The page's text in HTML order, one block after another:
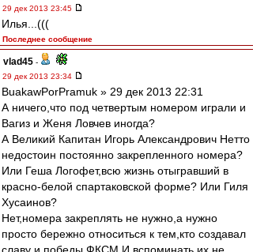
29 дек 2013 23:45
Илья...(((
Последнее сообщение
vlad45 -
29 дек 2013 23:34
BuakawPorPramuk » 29 дек 2013 22:31
А ничего,что под четвертым номером играли и
Вагиз и Женя Ловчев иногда?
А Великий Капитан Игорь Александрович Нетто
недостоин постоянно закрепленного номера?
Или Геша Логофет,всю жизнь отыгравший в
красно-белой спартаковской форме? Или Гиля
Хусаинов?
Нет,номера закреплять не нужно,а нужно
просто бережно относиться к тем,кто создавал